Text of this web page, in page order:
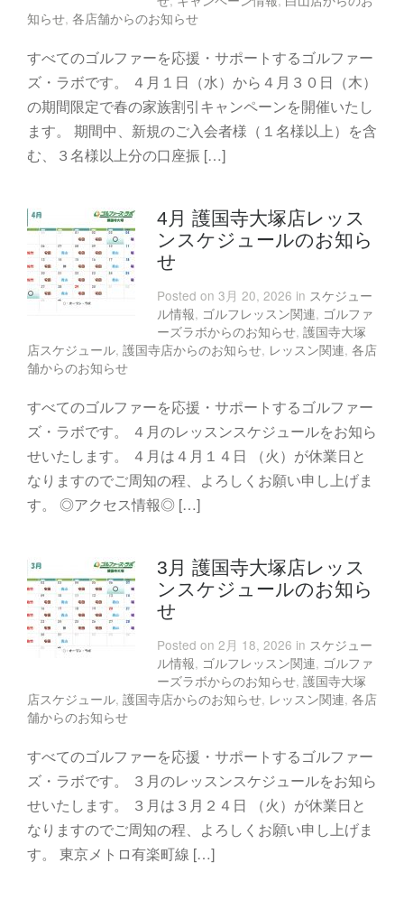
知らせ, 各店舗からのお知らせ
すべてのゴルファーを応援・サポートするゴルファー
ズ・ラボです。 ４月１日（水）から４月３０日（木）
の期間限定で春の家族割引キャンペーンを開催いたし
ます。 期間中、新規のご入会者様（１名様以上）を含
む、３名様以上分の口座振 […]
4月 護国寺大塚店レッス
ンスケジュールのお知ら
せ
Posted on 3月 20, 2026 in スケジュー
ル情報, ゴルフレッスン関連, ゴルファ
ーズラボからのお知らせ, 護国寺大塚
店スケジュール, 護国寺店からのお知らせ, レッスン関連, 各店
舗からのお知らせ
すべてのゴルファーを応援・サポートするゴルファー
ズ・ラボです。 ４月のレッスンスケジュールをお知ら
せいたします。 ４月は４月１４日 （火）が休業日と
なりますのでご周知の程、よろしくお願い申し上げま
す。 ◎アクセス情報◎ […]
3月 護国寺大塚店レッス
ンスケジュールのお知ら
せ
Posted on 2月 18, 2026 in スケジュー
ル情報, ゴルフレッスン関連, ゴルファ
ーズラボからのお知らせ, 護国寺大塚
店スケジュール, 護国寺店からのお知らせ, レッスン関連, 各店
舗からのお知らせ
すべてのゴルファーを応援・サポートするゴルファー
ズ・ラボです。 ３月のレッスンスケジュールをお知ら
せいたします。 ３月は３月２４日 （火）が休業日と
なりますのでご周知の程、よろしくお願い申し上げま
す。 東京メトロ有楽町線 […]